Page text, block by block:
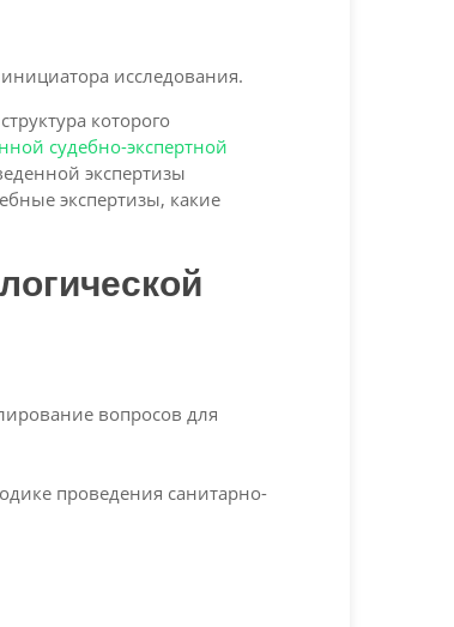
исследования.
которого
судебно-экспертной
экспертизы
экспертизы, какие
вопросов для
проведения санитарно-